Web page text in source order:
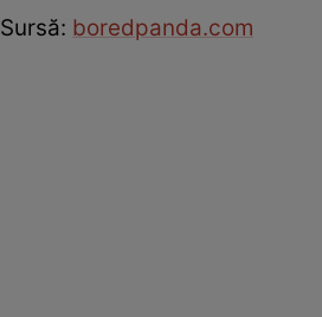
Sursă: boredpanda.com